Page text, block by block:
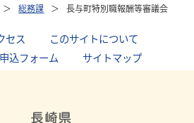
総務課 長与町特別職報酬等審議会
セス このサイトについて
込フォーム
サイトマップ